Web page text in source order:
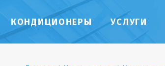
КОНДИЦИОНЕРЫ УСЛУГИ